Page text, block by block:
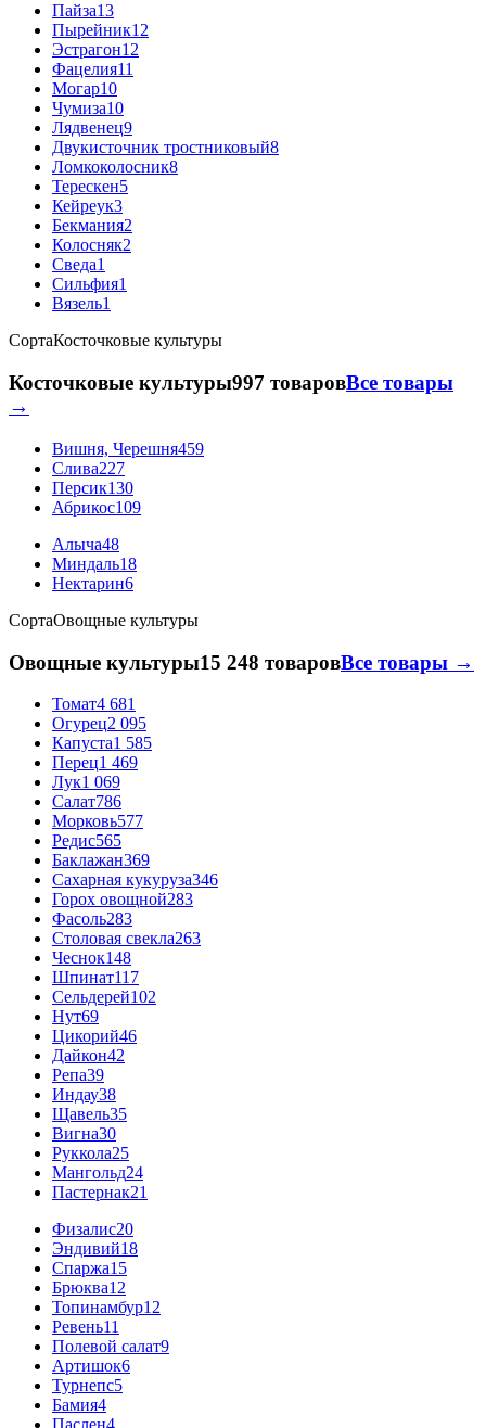
Пайза13
Пырейник12
Эстрагон12
Фацелия11
Могар10
Чумиза10
Лядвенец9
Двукисточник тростниковый8
Ломкоколосник8
Терескен5
Кейреук3
Бекмания2
Колосняк2
Сведа1
Сильфия1
Вязель1
СортаКосточковые культуры
Косточковые культуры997 товаровВсе товары
→
Вишня, Черешня459
Слива227
Персик130
Абрикос109
Алыча48
Миндаль18
Нектарин6
СортаОвощные культуры
Овощные культуры15 248 товаровВсе товары →
Томат4 681
Огурец2 095
Капуста1 585
Перец1 469
Лук1 069
Салат786
Морковь577
Редис565
Баклажан369
Сахарная кукуруза346
Горох овощной283
Фасоль283
Столовая свекла263
Чеснок148
Шпинат117
Сельдерей102
Нут69
Цикорий46
Дайкон42
Репа39
Индау38
Щавель35
Вигна30
Руккола25
Мангольд24
Пастернак21
Физалис20
Эндивий18
Спаржа15
Брюква12
Топинамбур12
Ревень11
Полевой салат9
Артишок6
Турнепс5
Бамия4